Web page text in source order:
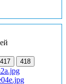
417 418